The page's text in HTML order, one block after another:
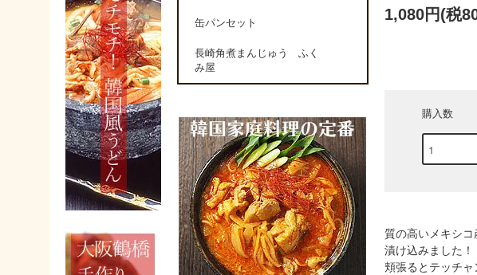
1,080円(税
購入数
質の高いメキシ
漬け込みました！
頬張るとテッチャ
缶パンセット
長崎角煮まんじゅう ふく
み屋